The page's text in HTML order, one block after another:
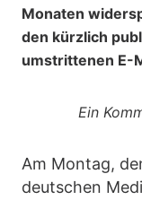
Monaten
den kürzlich
umstrittenen E-
Ein
Am Montag,
deutschen